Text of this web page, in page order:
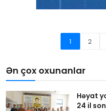
1 2
Ən çox oxunanlar
Həyat
24 il